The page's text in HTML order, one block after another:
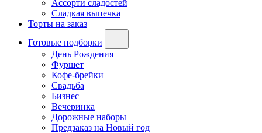
Ассорти сладостей
Сладкая выпечка
Торты на заказ
Готовые подборки
День Рождения
Фуршет
Кофе-брейки
Свадьба
Бизнес
Вечеринка
Дорожные наборы
Предзаказ на Новый год